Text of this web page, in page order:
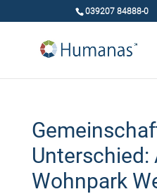
039207 84888-0
Unterschied:
Wohnpark